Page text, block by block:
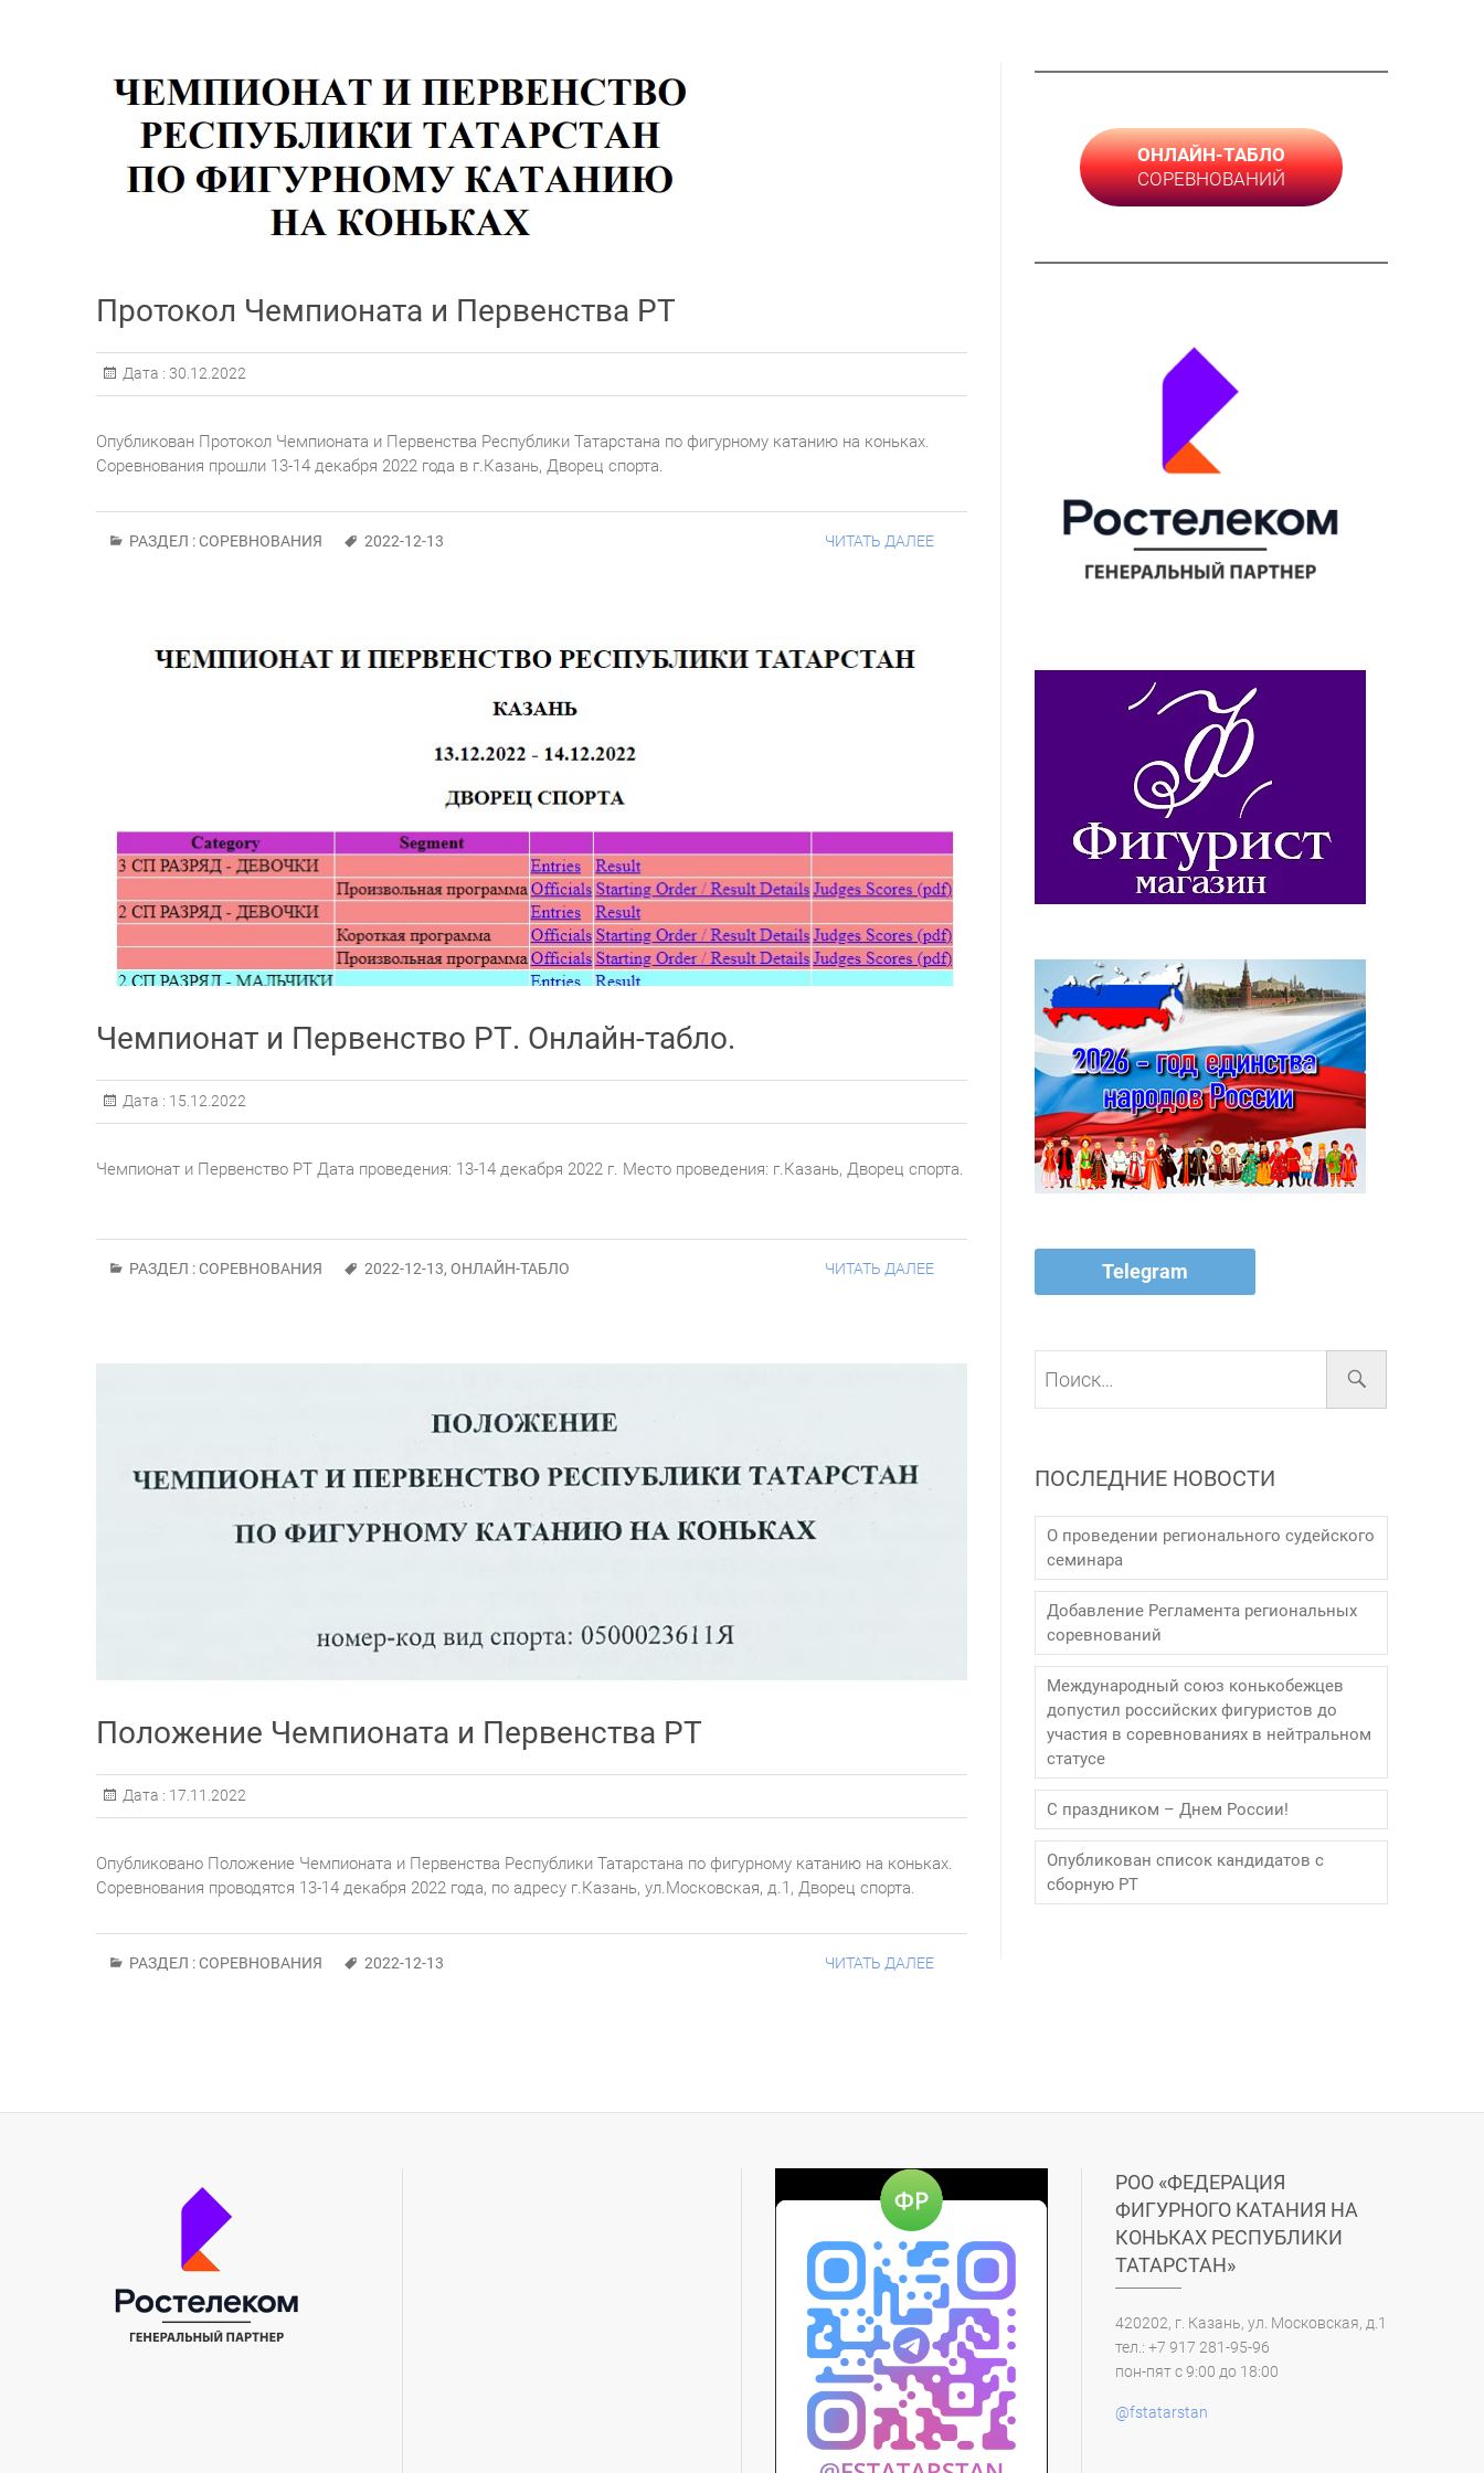
Протокол Чемпионата и Первенства РТ
Дата : 30.12.2022
Опубликован Протокол Чемпионата и Первенства Республики Татарстана по фигурному катанию на коньках.
Соревнования прошли 13-14 декабря 2022 года в г.Казань, Дворец спорта.
РАЗДЕЛ :СОРЕВНОВАНИЯ 2022-12-13 ЧИТАТЬ ДАЛЕЕ
Чемпионат и Первенство РТ. Онлайн-табло.
Дата : 15.12.2022
Чемпионат и Первенство РТ Дата проведения: 13-14 декабря 2022 г. Место проведения: г.Казань, Дворец спорта.
РАЗДЕЛ :СОРЕВНОВАНИЯ 2022-12-13, ОНЛАЙН-ТАБЛО ЧИТАТЬ ДАЛЕЕ
Положение Чемпионата и Первенства РТ
Дата : 17.11.2022
Опубликовано Положение Чемпионата и Первенства Республики Татарстана по фигурному катанию на коньках.
Соревнования проводятся 13-14 декабря 2022 года, по адресу г.Казань, ул.Московская, д.1, Дворец спорта.
РАЗДЕЛ :СОРЕВНОВАНИЯ 2022-12-13 ЧИТАТЬ ДАЛЕЕ
ОНЛАЙН-ТАБЛО
СОРЕВНОВАНИЙ
Telegram
ПОСЛЕДНИЕ НОВОСТИ
О проведении регионального судейского
семинара
Добавление Регламента региональных
соревнований
Международный союз конькобежцев
допустил российских фигуристов до
участия в соревнованиях в нейтральном
статусе
С праздником – Днем России!
Опубликован список кандидатов с
сборную РТ
РОО «ФЕДЕРАЦИЯ
ФИГУРНОГО КАТАНИЯ НА
КОНЬКАХ РЕСПУБЛИКИ
ТАТАРСТАН»
420202, г. Казань, ул. Московская, д.1
тел.: +7 917 281-95-96
пон-пят с 9:00 до 18:00
@fstatarstan